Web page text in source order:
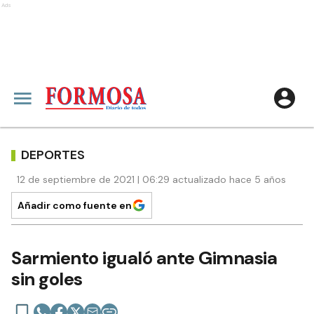
Ads
DEPORTES
12 de septiembre de 2021 | 06:29 actualizado hace 5 años
Añadir como fuente en
Sarmiento igualó ante Gimnasia
sin goles